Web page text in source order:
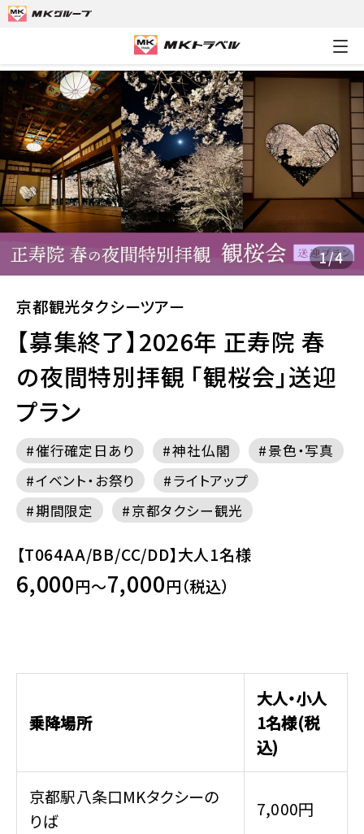
京都観光タクシーツアー 【募集終了】2026
1/4
京都観光タクシーツアー
【募集終了】2026年 正寿院 春
の夜間特別拝観 「観桜会」送迎
プラン
催行確定日あり 神社仏閣
景色・写真
イベント・お祭り
ライトアップ
期間限定
京都タクシー観光
【T064AA/BB/CC/DD】大人1名様
6,000円～7,000円（税込）
乗降場所
大人・小人
1名様(税
込)
京都駅八条口MKタクシーの
りば
7,000円